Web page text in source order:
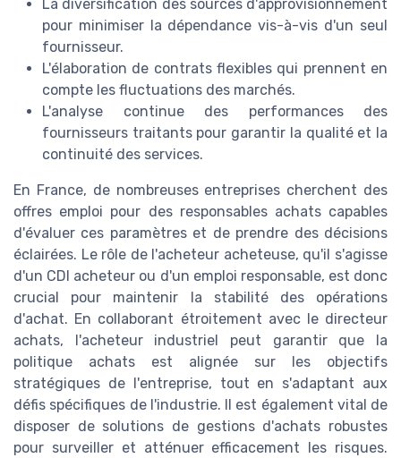
La diversification des sources d'approvisionnement
pour minimiser la dépendance vis-à-vis d'un seul
fournisseur.
L'élaboration de contrats flexibles qui prennent en
compte les fluctuations des marchés.
L'analyse continue des performances des
fournisseurs traitants pour garantir la qualité et la
continuité des services.
En France, de nombreuses entreprises cherchent des
offres emploi pour des responsables achats capables
d'évaluer ces paramètres et de prendre des décisions
éclairées. Le rôle de l'acheteur acheteuse, qu'il s'agisse
d'un CDI acheteur ou d'un emploi responsable, est donc
crucial pour maintenir la stabilité des opérations
d'achat. En collaborant étroitement avec le directeur
achats, l'acheteur industriel peut garantir que la
politique achats est alignée sur les objectifs
stratégiques de l'entreprise, tout en s'adaptant aux
défis spécifiques de l'industrie. Il est également vital de
disposer de solutions de gestions d'achats robustes
pour surveiller et atténuer efficacement les risques.